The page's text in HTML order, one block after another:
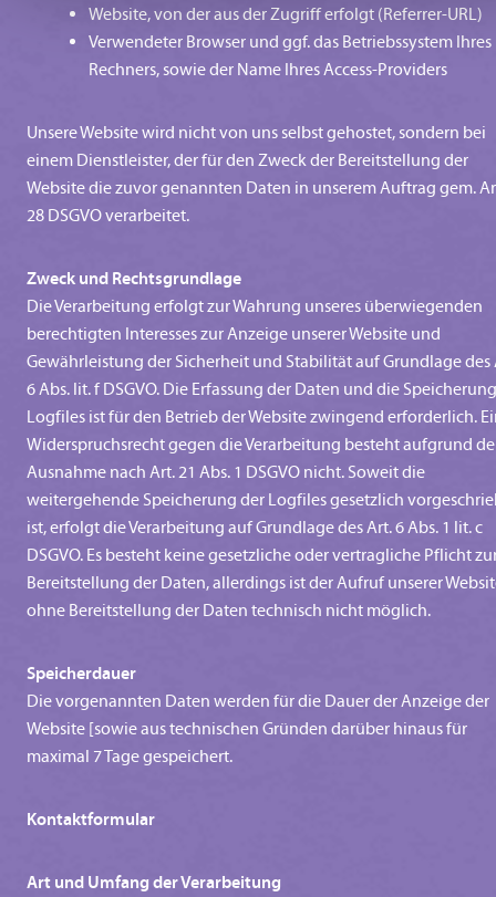
Website, von der aus der Zugriff erfolgt (Referrer-URL)
Verwendeter Browser und ggf. das Betriebssystem Ihres
Rechners, sowie der Name Ihres Access-Providers
Unsere Website wird nicht von uns selbst gehostet, sondern bei
einem Dienstleister, der für den Zweck der Bereitstellung der
Website die zuvor genannten Daten in unserem Auftrag gem.
28 DSGVO verarbeitet.
Zweck und Rechtsgrundlage
Die Verarbeitung erfolgt zur Wahrung unseres überwiegenden
berechtigten Interesses zur Anzeige unserer Website und
Gewährleistung der Sicherheit und Stabilität auf Grundlage des
6 Abs. lit. f DSGVO. Die Erfassung der Daten und die
Logfiles ist für den Betrieb der Website zwingend erforderlich.
Widerspruchsrecht gegen die Verarbeitung besteht aufgrund
Ausnahme nach Art. 21 Abs. 1 DSGVO nicht. Soweit die
weitergehende Speicherung der Logfiles gesetzlich
ist, erfolgt die Verarbeitung auf Grundlage des Art. 6 Abs. 1 lit. c
DSGVO. Es besteht keine gesetzliche oder vertragliche Pflicht
Bereitstellung der Daten, allerdings ist der Aufruf unserer
ohne Bereitstellung der Daten technisch nicht möglich.
Speicherdauer
Die vorgenannten Daten werden für die Dauer der Anzeige der
Website [sowie aus technischen Gründen darüber hinaus für
maximal 7 Tage gespeichert.
Kontaktformular
Art und Umfang der Verarbeitung